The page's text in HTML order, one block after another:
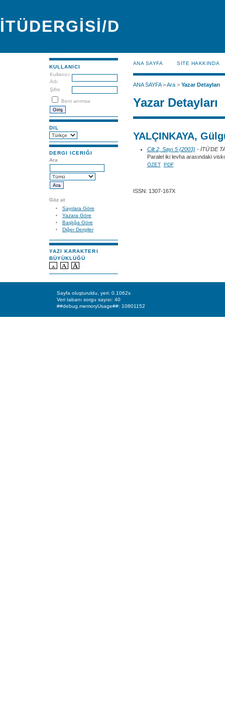
İTÜDERGİSİ/D
KULLANICI
Kullanıcı
Adı
Şifre
Beni anımsa
DIL
DERGI ICERIĞI
Ara
Göz at
Sayılara Göre
Yazara Göre
Başlığa Göre
Diğer Dergiler
YAZI KARAKTERI
BÜYÜKLÜĞÜ
ANA SAYFA SİTE HAKKINDA
ANA SAYFA>Ara> Yazar Detayları
Yazar Detayları
YALÇINKAYA,
Cilt 2, Sayı 5 (2003) - İTÜ'DE
Paralel iki levha arasındaki
ÖZET PDF
ISSN: 1307-167X
Sayfa oluşturuldu, yeri: 0.1062s
Veri tabanı sorgu sayısı: 40
##debug.memoryUsage##: 10801152